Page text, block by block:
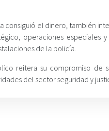
consiguió el dinero, también
operaciones especiales
de la policía.
reitera su compromiso de
del sector seguridad y